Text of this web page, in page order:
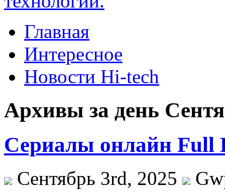
Главная
Интересное
Новости Hi-tech
Архивы за день
Сериалы онлайн Full
Сентябрь 3rd, 2025